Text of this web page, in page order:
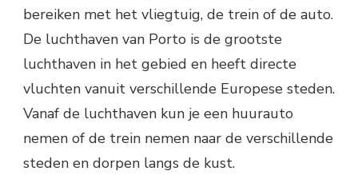
bereiken met het vliegtuig, de trein of de auto.
De luchthaven van Porto is de grootste
luchthaven in het gebied en heeft directe
vluchten vanuit verschillende Europese steden.
Vanaf de luchthaven kun je een huurauto
nemen of de trein nemen naar de verschillende
steden en dorpen langs de kust.